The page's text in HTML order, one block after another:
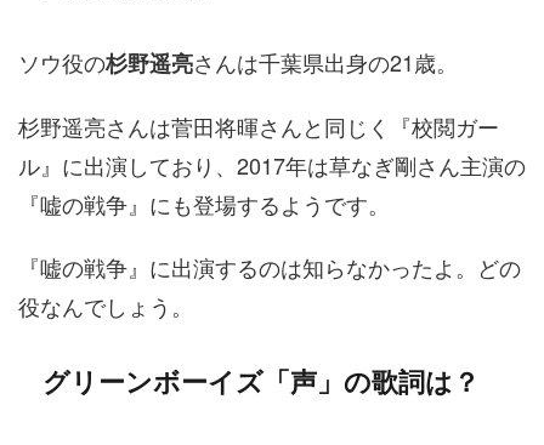
ソウ役の杉野遥亮さんは千葉県出身の21歳。
杉野遥亮さんは菅田将暉さんと同じく『校閲ガー
ル』に出演しており、2017年は草なぎ剛さん主演の
『嘘の戦争』にも登場するようです。
『嘘の戦争』に出演するのは知らなかったよ。どの
役なんでしょう。
グリーンボーイズ「声」の歌詞は？